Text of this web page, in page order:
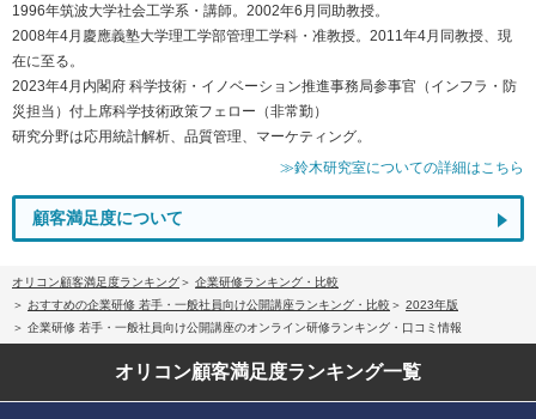
1996年筑波大学社会工学系・講師。2002年6月同助教授。
2008年4月慶應義塾大学理工学部管理工学科・准教授。2011年4月同教授、現
在に至る。
2023年4月内閣府 科学技術・イノベーション推進事務局参事官（インフラ・防
災担当）付上席科学技術政策フェロー（非常勤）
研究分野は応用統計解析、品質管理、マーケティング。
≫鈴木研究室についての詳細はこちら
顧客満足度について
オリコン顧客満足度ランキング
企業研修ランキング・比較
おすすめの企業研修 若手・一般社員向け公開講座ランキング・比較
2023年版
企業研修 若手・一般社員向け公開講座のオンライン研修ランキング・口コミ情報
オリコン顧客満足度ランキング一覧